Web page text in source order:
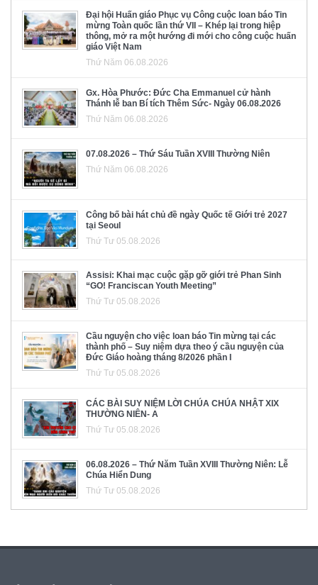
Đại hội Huấn giáo Phục vụ Công cuộc loan báo Tin
mừng Toàn quốc lần thứ VII – Khép lại trong hiệp
thông, mở ra một hướng đi mới cho công cuộc huấn
giáo Việt Nam
Thứ Năm 06.08.2026
Gx. Hòa Phước: Đức Cha Emmanuel cử hành
Thánh lễ ban Bí tích Thêm Sức- Ngày 06.08.2026
Thứ Năm 06.08.2026
07.08.2026 – Thứ Sáu Tuần XVIII Thường Niên
Thứ Năm 06.08.2026
Công bố bài hát chủ đề ngày Quốc tế Giới trẻ 2027
tại Seoul
Thứ Tư 05.08.2026
Assisi: Khai mạc cuộc gặp gỡ giới trẻ Phan Sinh
“GO! Franciscan Youth Meeting”
Thứ Tư 05.08.2026
Cầu nguyện cho việc loan báo Tin mừng tại các
thành phố – Suy niệm dựa theo ý cầu nguyện của
Đức Giáo hoàng tháng 8/2026 phần I
Thứ Tư 05.08.2026
CÁC BÀI SUY NIỆM LỜI CHÚA CHÚA NHẬT XIX
THƯỜNG NIÊN- A
Thứ Tư 05.08.2026
06.08.2026 – Thứ Năm Tuần XVIII Thường Niên: Lễ
Chúa Hiển Dung
Thứ Tư 05.08.2026